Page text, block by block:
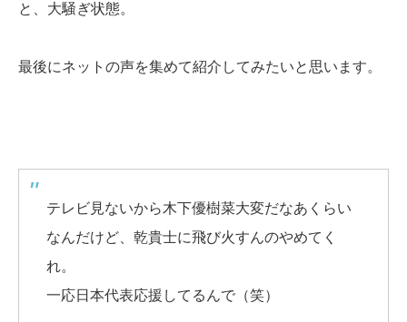
と、大騒ぎ状態。
最後にネットの声を集めて紹介してみたいと思います。
テレビ見ないから木下優樹菜大変だなあくらい
なんだけど、乾貴士に飛び火すんのやめてく
れ。
一応日本代表応援してるんで（笑）